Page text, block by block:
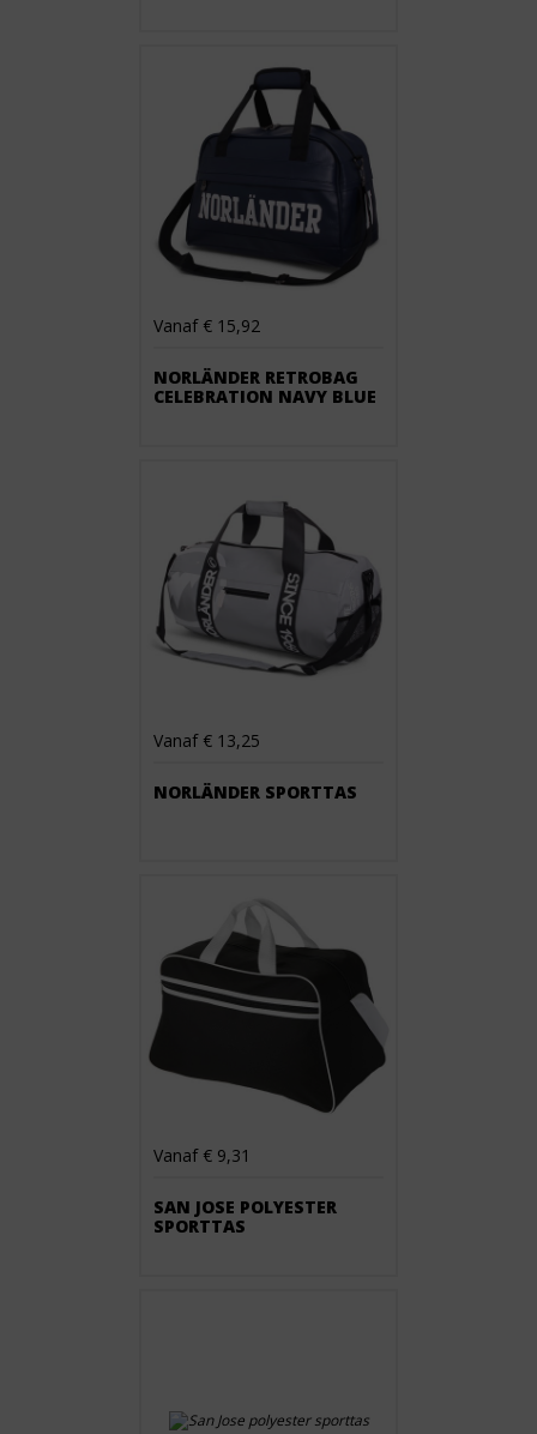
Vanaf € 15,92
NORLÄNDER RETROBAG
CELEBRATION NAVY BLUE
Vanaf € 13,25
NORLÄNDER SPORTTAS
Vanaf € 9,31
SAN JOSE POLYESTER
SPORTTAS